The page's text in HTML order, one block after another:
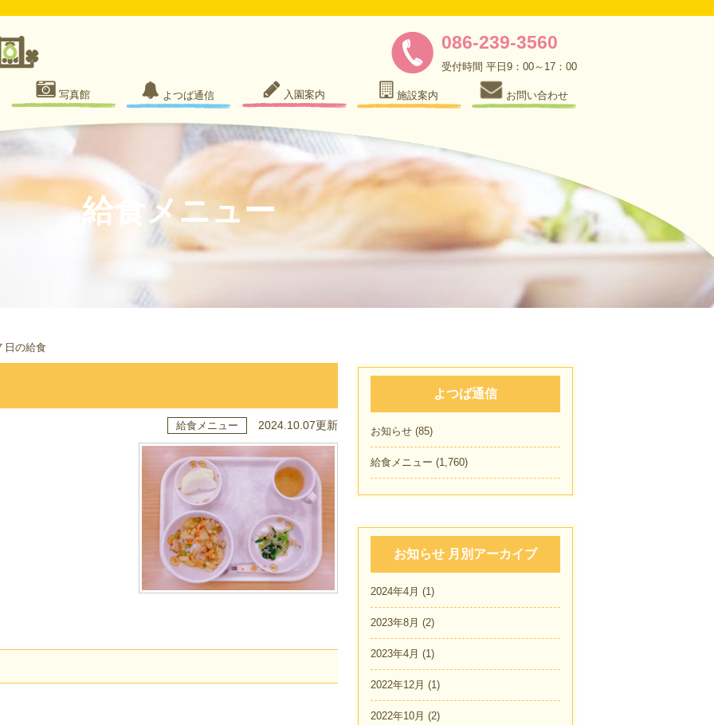
086-239-3560
受付時間 平日9：00～17：00
写真館 よつば通信 入園案内 施設案内 お問い合わせ
給食メニュー
日の給食
給食メニュー 2024.10.07更新
よつば通信
お知らせ (85)
給食メニュー (1,760)
お知らせ 月別アーカイブ
2024年4月 (1)
2023年8月 (2)
2023年4月 (1)
2022年12月 (1)
2022年10月 (2)